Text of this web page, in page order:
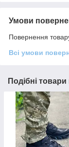
Умови
Повернення
Всі умови
Подібні товари